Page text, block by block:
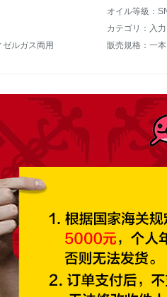
オイル等級：
カテゴリ：入
ルガス両用
販売規格：一本